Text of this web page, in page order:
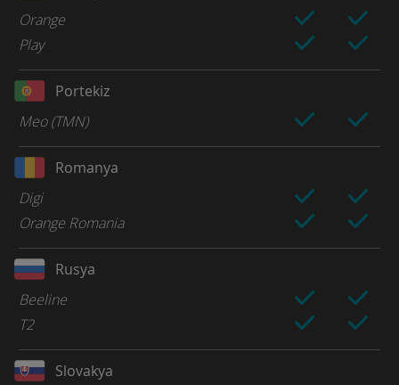
Orange
Play
Portekiz
Meo (TMN)
Romanya
Digi
Orange Romania
Rusya
Beeline
T2
Slovakya